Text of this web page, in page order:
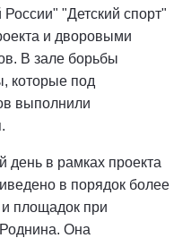
"Детский спорт"
и дворовыми
В зале борьбы
которые под
выполнили
день в рамках проекта
в порядок более
площадок при
Она